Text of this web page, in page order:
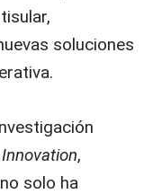
soluciones
,
solo ha